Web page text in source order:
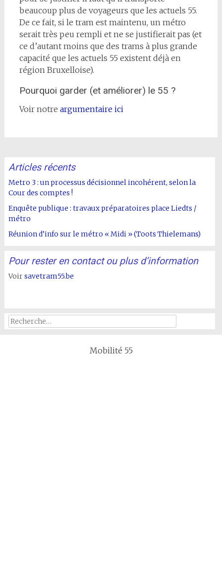
beaucoup plus de voyageurs que les actuels 55.
De ce fait, si le tram est maintenu, un métro
serait très peu rempli et ne se justifierait pas (et
ce d’autant moins que des trams à plus grande
capacité que les actuels 55 existent déjà en
région Bruxelloise).
Pourquoi garder (et améliorer) le 55 ?
Voir notre argumentaire ici
Articles récents
Metro 3 : un processus décisionnel incohérent, selon la
Cour des comptes !
Enquête publique : travaux préparatoires place Liedts /
métro
Réunion d’info sur le métro « Midi » (Toots Thielemans)
Pour rester en contact ou plus d’information
Voirsavetram55.be
Rechercher :
Mobilité 55